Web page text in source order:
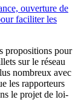
ouverture de
faciliter les
propositions pour
sur le réseau
nombreux avec
les rapporteurs
le projet de loi-